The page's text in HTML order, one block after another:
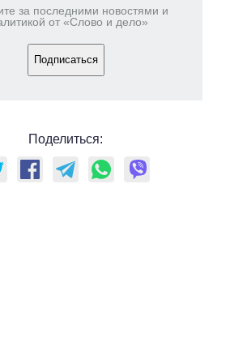
за последними новостями и
от «Слово и дело»
Подписаться
Поделиться: